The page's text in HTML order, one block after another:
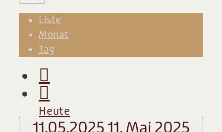
Liste
Monat
Tag
Heute